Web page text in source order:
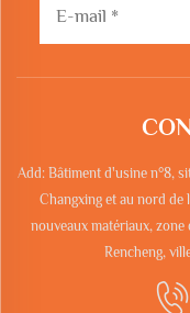
Add: Bâtiment d'usine n°8,
Changxing et au nord
nouveaux matériaux,
Rencheng,